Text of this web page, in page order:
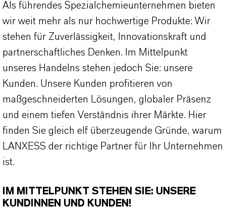
Als führendes Spezialchemieunternehmen bieten
wir weit mehr als nur hochwertige Produkte: Wir
stehen für Zuverlässigkeit, Innovationskraft und
partnerschaftliches Denken. Im Mittelpunkt
unseres Handelns stehen jedoch Sie: unsere
Kunden. Unsere Kunden profitieren von
maßgeschneiderten Lösungen, globaler Präsenz
und einem tiefen Verständnis ihrer Märkte. Hier
finden Sie gleich elf überzeugende Gründe, warum
LANXESS der richtige Partner für Ihr Unternehmen
ist.
IM MITTELPUNKT STEHEN SIE: UNSERE
KUNDINNEN UND KUNDEN!